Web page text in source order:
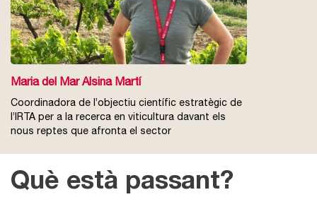
Maria del Mar Alsina Martí
Coordinadora de l’objectiu científic estratègic de
l’IRTA per a la recerca en viticultura davant els
nous reptes que afronta el sector
Què està passant?